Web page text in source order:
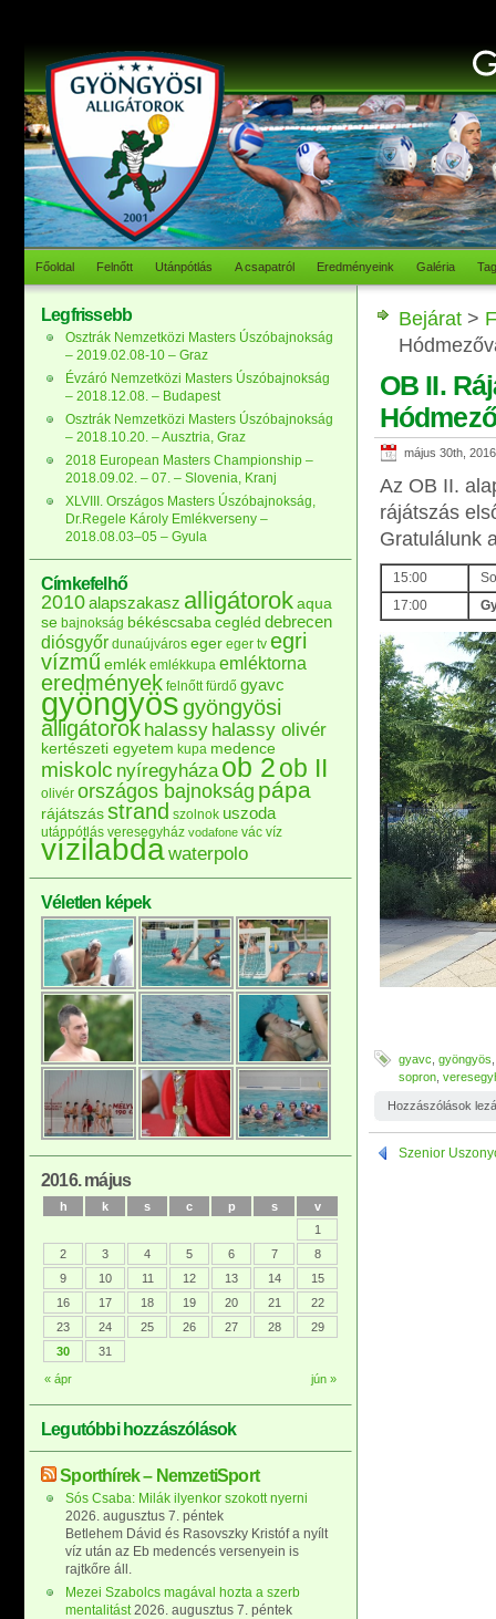
Főoldal Felnőtt Utánpótlás A csapatról Eredményeink Galéria
Bejárat >
OB II.
május 30th, 2016
Az OB II.
rájátszás
Gratulálunk
15:00
17:00
gyavc gyöngyös
sopron
Hozzászólások
Szenior
Legfrissebb
Osztrák Nemzetközi Masters Úszóbajnokság
– 2019.02.08-10 – Graz
Évzáró Nemzetközi Masters Úszóbajnokság
– 2018.12.08. – Budapest
Osztrák Nemzetközi Masters Úszóbajnokság
– 2018.10.20. – Ausztria, Graz
2018 European Masters Championship –
2018.09.02. – 07. – Slovenia, Kranj
XLVIII. Országos Masters Úszóbajnokság,
Dr.Regele Károly Emlékverseny –
2018.08.03–05 – Gyula
Címkefelhő
2010alapszakasz alligátorokaqua
se bajnokság békéscsaba cegléd debrecen
diósgyőr dunaújváros eger eger tv egri
vízműemlék emlékkupa emléktorna
eredmények felnőtt fürdő gyavc
gyöngyösgyöngyösi
alligátorok halassy halassy olivér
kertészeti egyetem kupa medence
miskolc nyíregyháza ob 2ob II
olivér országos bajnokság pápa
rájátszás strand szolnok uszoda
utánpótlás veresegyház vodafone vác víz
vízilabdawaterpolo
Véletlen képek
2016. május
h k s c p s v
« ápr jún »
1
2
3 4 5 6 7
8
9
10 11 12 13 14
15
16
17 18 19 20 21
22
23
24 25 26 27 28
29
30
31
Legutóbbi hozzászólások
Sporthírek – NemzetiSport
Sós Csaba: Milák ilyenkor szokott nyerni
2026. augusztus 7. péntek
Betlehem Dávid és Rasovszky Kristóf a nyílt
víz után az Eb medencés versenyein is
rajtkőre áll.
Mezei Szabolcs magával hozta a szerb
mentalitást 2026. augusztus 7. péntek